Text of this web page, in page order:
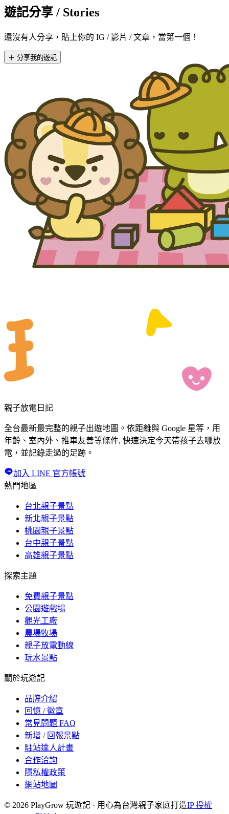
遊記分享 / Stories
還沒有人分享，貼上你的 IG / 影片 / 文章，當第一個！
＋ 分享我的遊記
親子放電日記
全台最新最完整的親子出遊地圖。依距離與 Google 星等，用
年齡、室內外、推車友善等條件, 快速決定今天帶孩子去哪放
電，並記錄走過的足跡。
加入 LINE 官方帳號
熱門地區
台北親子景點
新北親子景點
桃園親子景點
台中親子景點
高雄親子景點
探索主題
免費親子景點
公園遊戲場
觀光工廠
農場牧場
親子放電動線
玩水景點
關於玩遊記
品牌介紹
回憶 / 徽章
常見問題 FAQ
新增 / 回報景點
駐站達人計畫
合作洽詢
隱私權政策
網站地圖
© 2026 PlayGrow 玩遊記 · 用心為台灣親子家庭打造IP 授權